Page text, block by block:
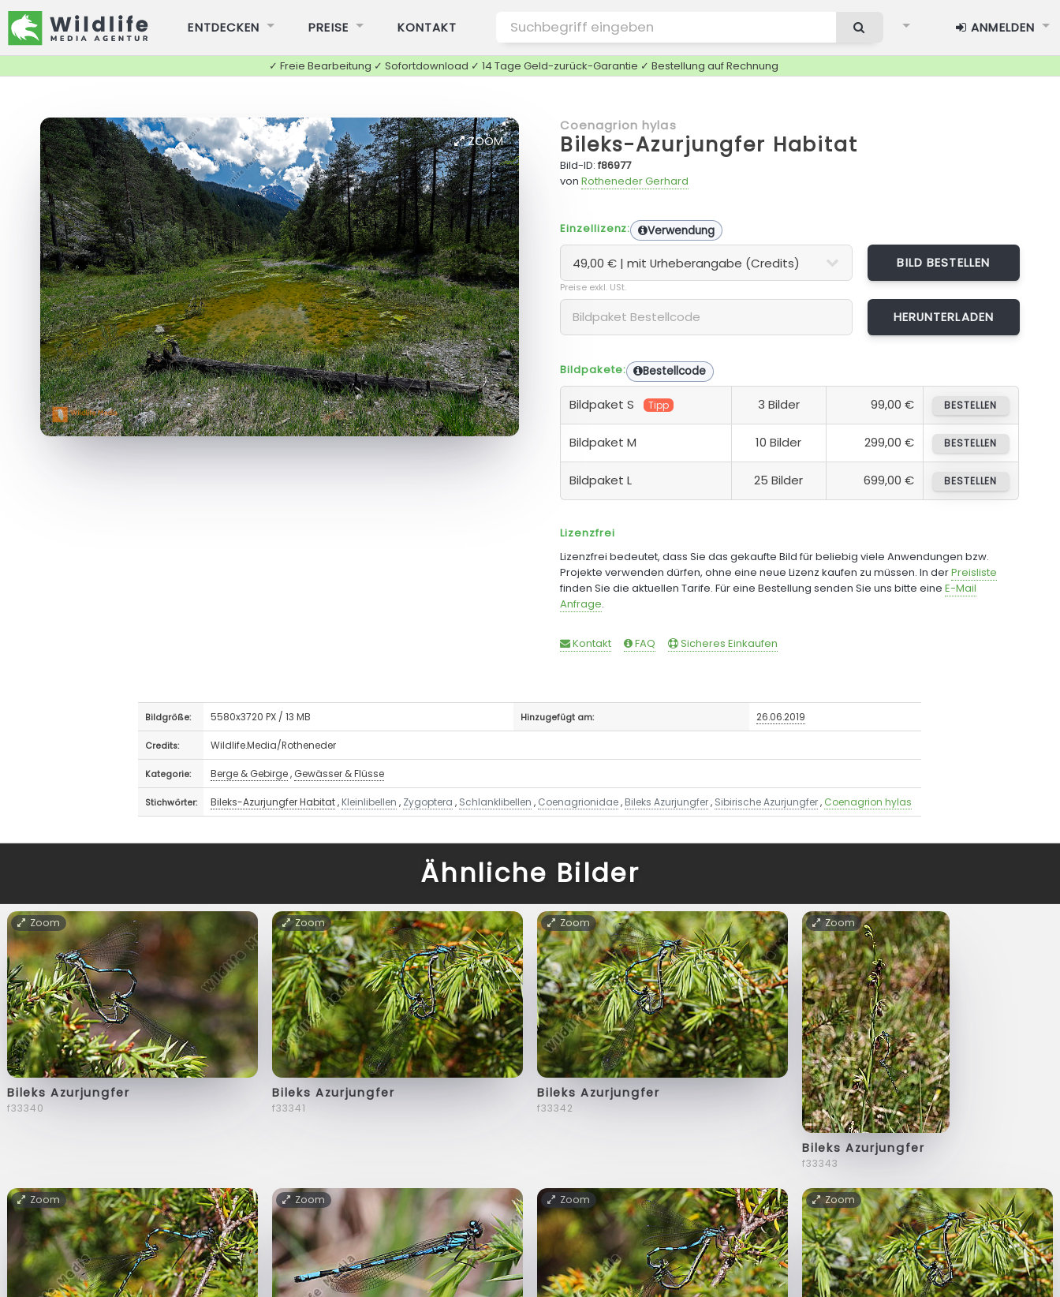
ENTDECKEN PREISE KONTAKT ANMELDEN
✓ Freie Bearbeitung ✓ Sofortdownload ✓ 14 Tage Geld-zurück-Garantie ✓ Bestellung auf Rechnung
ZOOM
Coenagrion hylas
Bileks-Azurjungfer Habitat
Bild-ID:f86977
von Rotheneder Gerhard
Einzellizenz: Verwendung
BILD BESTELLEN
Preise exkl. USt.
Bildpakete: Bestellcode
Bildpaket S Tipp 3 Bilder 99,00 € BESTELLEN
Bildpaket M 10 Bilder 299,00 € BESTELLEN
Bildpaket L 25 Bilder 699,00 € BESTELLEN
Lizenzfrei
Lizenzfrei bedeutet, dass Sie das gekaufte Bild für beliebig viele Anwendungen bzw.
Projekte verwenden dürfen, ohne eine neue Lizenz kaufen zu müssen. In derPreisliste
finden Sie die aktuellen Tarife. Für eine Bestellung senden Sie uns bitte eine E-Mail
Anfrage.
Kontakt FAQ Sicheres Einkaufen
Bildgröße: 5580x3720 PX / 13 MB Hinzugefügt am: 26.06.2019
Credits: Wildlife.Media/Rotheneder
Kategorie: Berge & Gebirge, Gewässer & Flüsse
Stichwörter: Bileks-Azurjungfer Habitat, Kleinlibellen , Zygoptera , Schlanklibellen , Coenagrionidae, Bileks Azurjungfer, Sibirische Azurjungfer, Coenagrion hylas
Ähnliche Bilder
Zoom
Bileks Azurjungfer
f33340
Zoom
Bileks Azurjungfer
f33341
Zoom
Bileks Azurjungfer
f33342
Zoom
Bileks Azurjungfer
f33343
Zoom Zoom Zoom Zoom